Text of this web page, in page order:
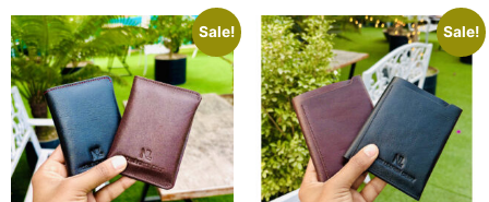
Sale! Sale!